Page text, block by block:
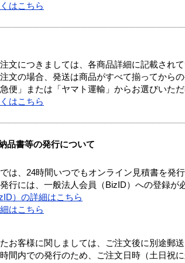
はこちら
文につきましては、各商品詳細に記載され
文の場合、発送は商品がすべて揃ってからの
便」または「ヤマト運輸」からお選びいた
はこちら
品書等の発行について
は、24時間いつでもオンライン見積書を発
行には、一般法人会員（BizID）への登録が
）の詳細はこちら
はこちら
お客様に関しましては、ご注文後に別途郵送
間内での発行のため、ご注文日時（土日祝